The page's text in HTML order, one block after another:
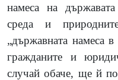
намеса на
среда и
„държавната намеса в
гражданите и
случай обаче, ще й